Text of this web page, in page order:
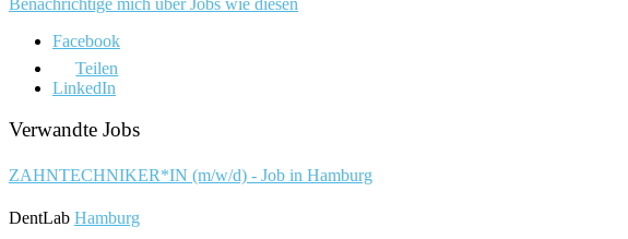
Facebook
Teilen
LinkedIn
Verwandte Jobs
ZAHNTECHNIKER*IN (m/w/d) - Job in Hamburg
DentLab Hamburg